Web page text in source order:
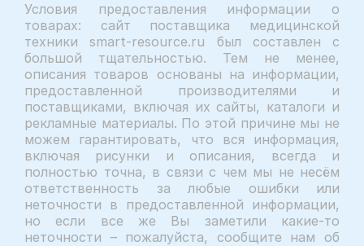
Условия предоставления информации о
товарах: сайт поставщика медицинской
техники smart-resource.ru был составлен с
большой тщательностью. Тем не менее,
описания товаров основаны на информации,
предоставленной производителями и
поставщиками, включая их сайты, каталоги и
рекламные материалы. По этой причине мы не
можем гарантировать, что вся информация,
включая рисунки и описания, всегда и
полностью точна, в связи с чем мы не несём
ответственность за любые ошибки или
неточности в предоставленной информации,
но если все же Вы заметили какие-то
неточности – пожалуйста, сообщите нам об